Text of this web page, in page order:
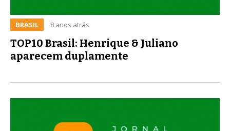
BRASIL 8 anos atrás
TOP10 Brasil: Henrique & Juliano
aparecem duplamente